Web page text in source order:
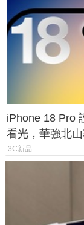
iPhone 18 Pro
看光，華強北
山寨機無法復刻
3C新品